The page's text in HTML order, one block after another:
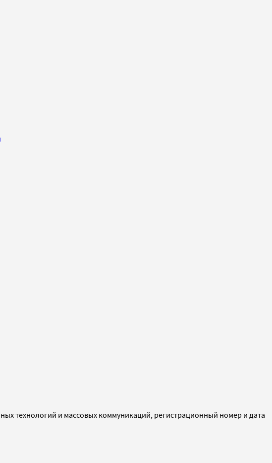
технологий и массовых коммуникаций, регистрационный номер и дата